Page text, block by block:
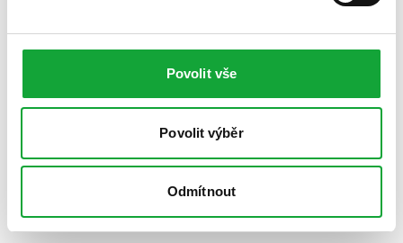
Povolit vše
Povolit výběr
Odmítnout